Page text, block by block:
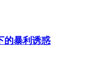
的暴利诱惑